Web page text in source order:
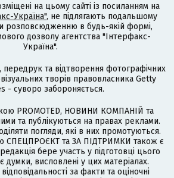
на цьому сайті із посиланням на
Україна", не підлягають подальшому
розповсюдженню в будь-якій формі,
дозволу агентства "Інтерфакс-
Україна".
та відтворення фотографічних
творів правовласника Getty
- суворо забороняється.
PROMOTED, НОВИНИ КОМПАНІЙ та
та публікуються на правах реклами.
погляди, які в них промотуються.
СПЕЦПРОЄКТ та ЗА ПІДТРИМКИ також є
бере участь у підготовці цього
думки, висловлені у цих матеріалах.
за факти та оціночні